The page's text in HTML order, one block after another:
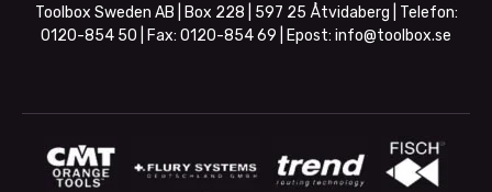
Toolbox Sweden AB | Box 228 | 597 25 Åtvidaberg | Telefon:
0120-854 50 | Fax: 0120-854 69 | Epost: info@toolbox.se